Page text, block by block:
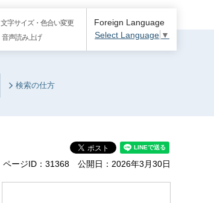
文字サイズ・色合い変更
音声読み上げ
Foreign Language
Select Language ▼
検索の仕方
ページID：31368 公開日：2026年3月30日